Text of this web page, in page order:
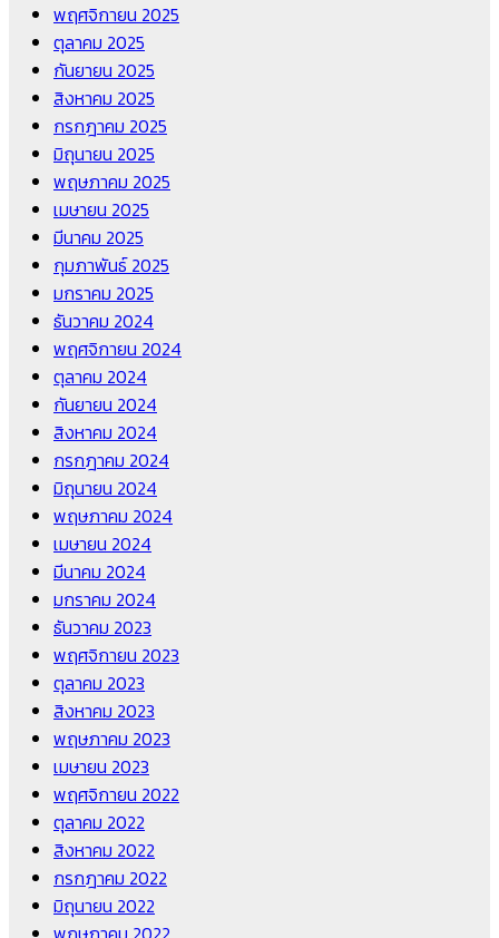
พฤศจิกายน 2025
ตุลาคม 2025
กันยายน 2025
สิงหาคม 2025
กรกฎาคม 2025
มิถุนายน 2025
พฤษภาคม 2025
เมษายน 2025
มีนาคม 2025
กุมภาพันธ์ 2025
มกราคม 2025
ธันวาคม 2024
พฤศจิกายน 2024
ตุลาคม 2024
กันยายน 2024
สิงหาคม 2024
กรกฎาคม 2024
มิถุนายน 2024
พฤษภาคม 2024
เมษายน 2024
มีนาคม 2024
มกราคม 2024
ธันวาคม 2023
พฤศจิกายน 2023
ตุลาคม 2023
สิงหาคม 2023
พฤษภาคม 2023
เมษายน 2023
พฤศจิกายน 2022
ตุลาคม 2022
สิงหาคม 2022
กรกฎาคม 2022
มิถุนายน 2022